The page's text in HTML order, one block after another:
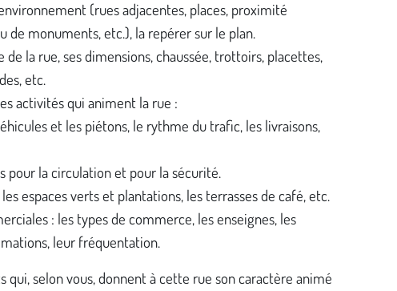
(rues adjacentes, places, proximité
de monuments, etc.), la repérer sur le plan.
de la rue, ses dimensions, chaussée, trottoirs, placettes,
etc.
activités qui animent la rue :
et les piétons, le rythme du trafic, les livraisons,
pour la circulation et pour la sécurité.
espaces verts et plantations, les terrasses de café, etc.
: les types de commerce, les enseignes, les
leur fréquentation.
qui, selon vous, donnent à cette rue son caractère animé